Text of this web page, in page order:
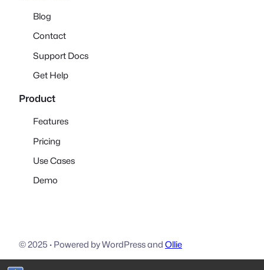
Blog
Contact
Support Docs
Get Help
Product
Features
Pricing
Use Cases
Demo
© 2025 · Powered by WordPress and Ollie